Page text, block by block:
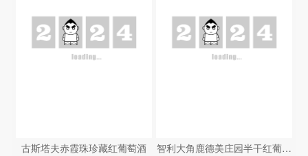
古斯塔夫赤霞珠珍藏红葡萄酒
智利大角鹿德美庄园半干红葡萄酒